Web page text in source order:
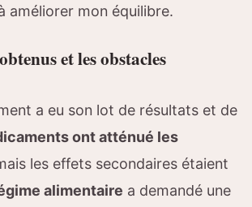
améliorer mon équilibre.
et les obstacles
a eu son lot de résultats et de
ont atténué les
les effets secondaires étaient
alimentaire a demandé une